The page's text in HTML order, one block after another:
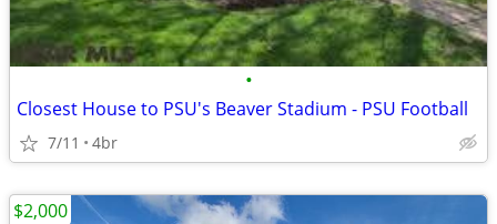
•
Closest House to PSU's Beaver Stadium - PSU Football
7/11 4br
$2,000